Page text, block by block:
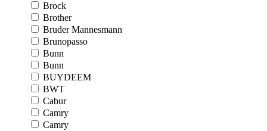
Brock
Brother
Bruder Mannesmann
Brunopasso
Bunn
Bunn
BUYDEEM
BWT
Cabur
Camry
Camry